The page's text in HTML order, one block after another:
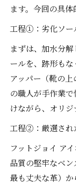
ます。今回の具体
工程①：劣化ソー
まずは、加水分
ールを、跡形もな
アッパー（靴の
の職人が手作業
けながら、オリジ
工程②：厳選され
フットジョイ ア
品質の堅牢なベ
最も丈夫な革）